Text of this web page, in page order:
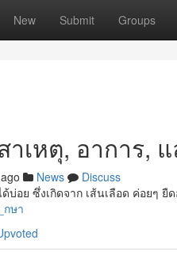
New Submit Groups
าเหตุ, อาการ,
News
Discuss
บ่อย ซึ่งเกิดจาก เส้นเลือด ค่อยๆ ยื
กษา